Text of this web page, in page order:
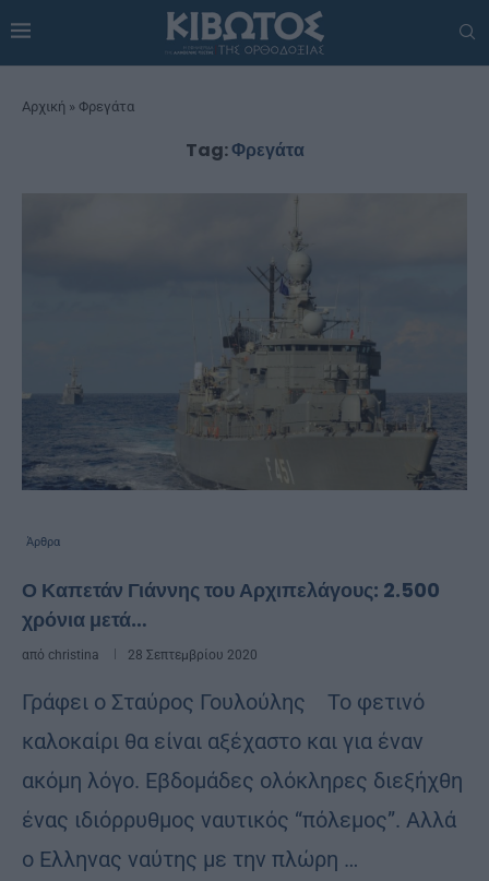
Αρχική » Φρεγάτα
Tag:Φρεγάτα
Άρθρα
Ο Καπετάν Γιάννης του Αρχιπελάγους: 2.500
χρόνια μετά…
από christina 28 Σεπτεμβρίου 2020
Γράφει ο Σταύρος Γουλούλης Το φετινό
καλοκαίρι θα είναι αξέχαστο και για έναν
ακόμη λόγο. Εβδομάδες ολόκληρες διεξήχθη
ένας ιδιόρρυθμος ναυτικός “πόλεμος”. Αλλά
ο Ελληνας ναύτης με την πλώρη …